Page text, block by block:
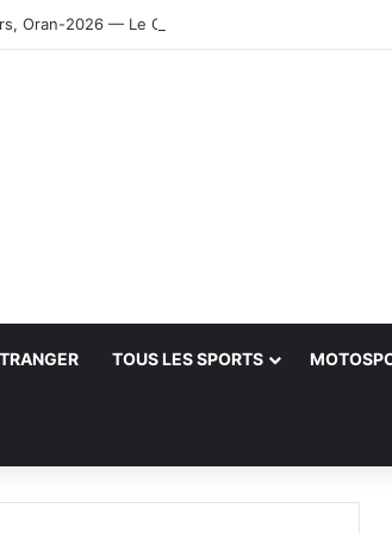
Oran-2026 — Le CRB s’adjuge le titre
TOUS LES SPORTS